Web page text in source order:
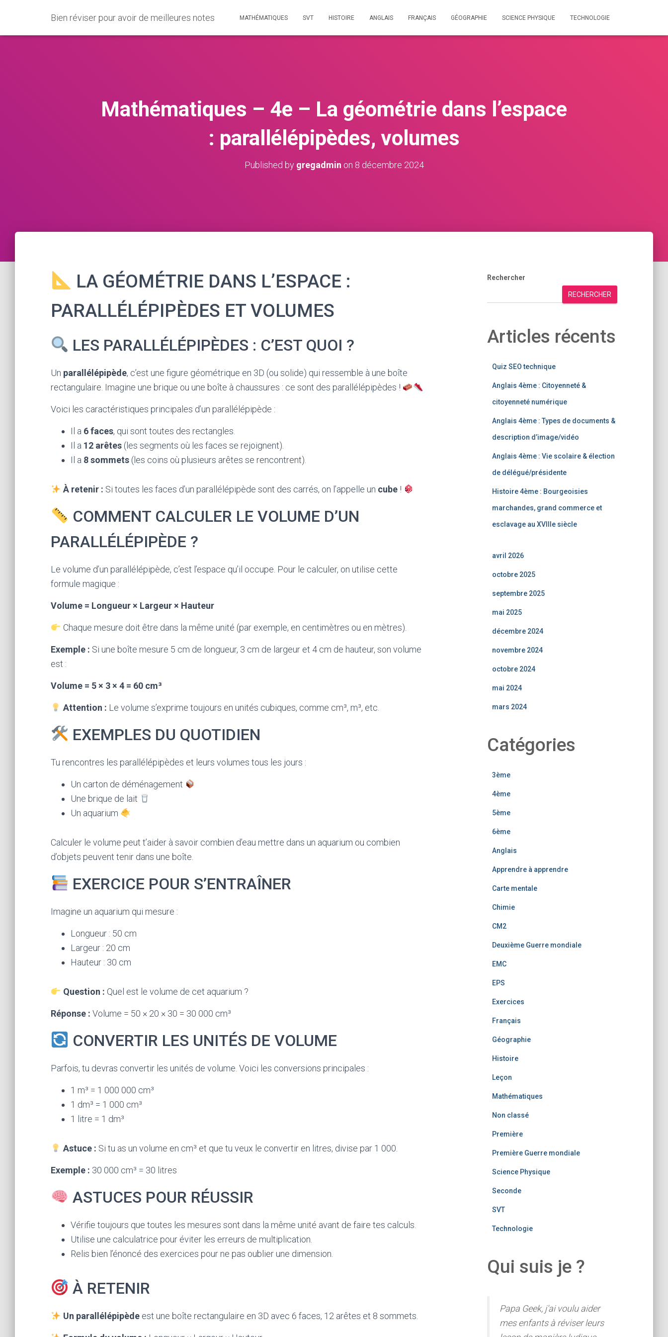
Bien réviser pour avoir de meilleures notes MATHÉMATIQUES SVT HISTOIRE ANGLAIS FRANÇAIS GÉOGRAPHIE SCIENCE PHYSIQUE TECHNOLOGIE
Mathématiques – 4e – La géométrie dans l’espace
: parallélépipèdes, volumes
Published by gregadmin on 8 décembre 2024
LA GÉOMÉTRIE DANS L’ESPACE :
PARALLÉLÉPIPÈDES ET VOLUMES
LES PARALLÉLÉPIPÈDES : C’EST QUOI ?
Un parallélépipède, c’est une figure géométrique en 3D (ou solide) qui ressemble à une boîte
rectangulaire. Imagine une brique ou une boîte à chaussures : ce sont des parallélépipèdes !
Voici les caractéristiques principales d’un parallélépipède :
Il a 6 faces, qui sont toutes des rectangles.
Il a 12 arêtes (les segments où les faces se rejoignent).
Il a 8 sommets (les coins où plusieurs arêtes se rencontrent).
À retenir : Si toutes les faces d’un parallélépipède sont des carrés, on l’appelle un cube!
COMMENT CALCULER LE VOLUME D’UN
PARALLÉLÉPIPÈDE ?
Le volume d’un parallélépipède, c’est l’espace qu’il occupe. Pour le calculer, on utilise cette
formule magique :
Volume = Longueur × Largeur × Hauteur
Chaque mesure doit être dans la même unité (par exemple, en centimètres ou en mètres).
Exemple : Si une boîte mesure 5 cm de longueur, 3 cm de largeur et 4 cm de hauteur, son volume
est :
Volume = 5 × 3 × 4 = 60 cm³
Attention : Le volume s’exprime toujours en unités cubiques, comme cm³, m³, etc.
EXEMPLES DU QUOTIDIEN
Tu rencontres les parallélépipèdes et leurs volumes tous les jours :
Un carton de déménagement
Une brique de lait
Un aquarium
Calculer le volume peut t’aider à savoir combien d’eau mettre dans un aquarium ou combien
d’objets peuvent tenir dans une boîte.
EXERCICE POUR S’ENTRAÎNER
Imagine un aquarium qui mesure :
Longueur : 50 cm
Largeur : 20 cm
Hauteur : 30 cm
Question : Quel est le volume de cet aquarium ?
Réponse : Volume = 50 × 20 × 30 = 30 000 cm³
CONVERTIR LES UNITÉS DE VOLUME
Parfois, tu devras convertir les unités de volume. Voici les conversions principales :
1 m³ = 1 000 000 cm³
1 dm³ = 1 000 cm³
1 litre = 1 dm³
Astuce : Si tu as un volume en cm³ et que tu veux le convertir en litres, divise par 1 000.
Exemple : 30 000 cm³ = 30 litres
ASTUCES POUR RÉUSSIR
Vérifie toujours que toutes les mesures sont dans la même unité avant de faire tes calculs.
Utilise une calculatrice pour éviter les erreurs de multiplication.
Relis bien l’énoncé des exercices pour ne pas oublier une dimension.
À RETENIR
Un parallélépipèdeest une boîte rectangulaire en 3D avec 6 faces, 12 arêtes et 8 sommets.
Rechercher
RECHERCHER
Articles récents
Quiz SEO technique
Anglais 4ème : Citoyenneté &
citoyenneté numérique
Anglais 4ème : Types de documents &
description d’image/vidéo
Anglais 4ème : Vie scolaire & élection
de délégué/présidente
Histoire 4ème : Bourgeoisies
marchandes, grand commerce et
esclavage au XVIIIe siècle
avril 2026
octobre 2025
septembre 2025
mai 2025
décembre 2024
novembre 2024
octobre 2024
mai 2024
mars 2024
Catégories
3ème
4ème
5ème
6ème
Anglais
Apprendre à apprendre
Carte mentale
Chimie
CM2
Deuxième Guerre mondiale
EMC
EPS
Exercices
Français
Géographie
Histoire
Leçon
Mathématiques
Non classé
Première
Première Guerre mondiale
Science Physique
Seconde
SVT
Technologie
Qui suis je ?
Papa Geek, j'ai voulu aider
mes enfants à réviser leurs